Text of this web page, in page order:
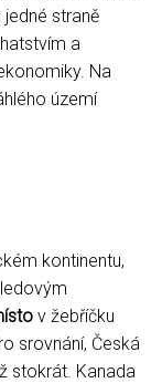
jedné straně
a
Na
území
kontinentu,
v žebříčku
srovnání, Česká
stokrát. Kanada